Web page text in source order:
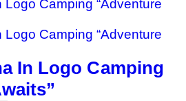
In Logo Camping